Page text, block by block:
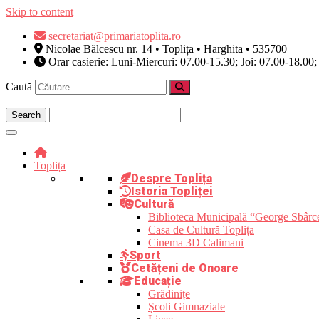
Skip to content
secretariat@primariatoplita.ro
Nicolae Bălcescu nr. 14 • Toplița • Harghita • 535700
Orar casierie: Luni-Miercuri: 07.00-15.30; Joi: 07.00-
Caută
Toplița
Despre Toplița
Istoria Topliței
Cultură
Biblioteca Municipală “George
Casa de Cultură Toplița
Cinema 3D Calimani
Sport
Cetățeni de Onoare
Educație
Grădinițe
Școli Gimnaziale